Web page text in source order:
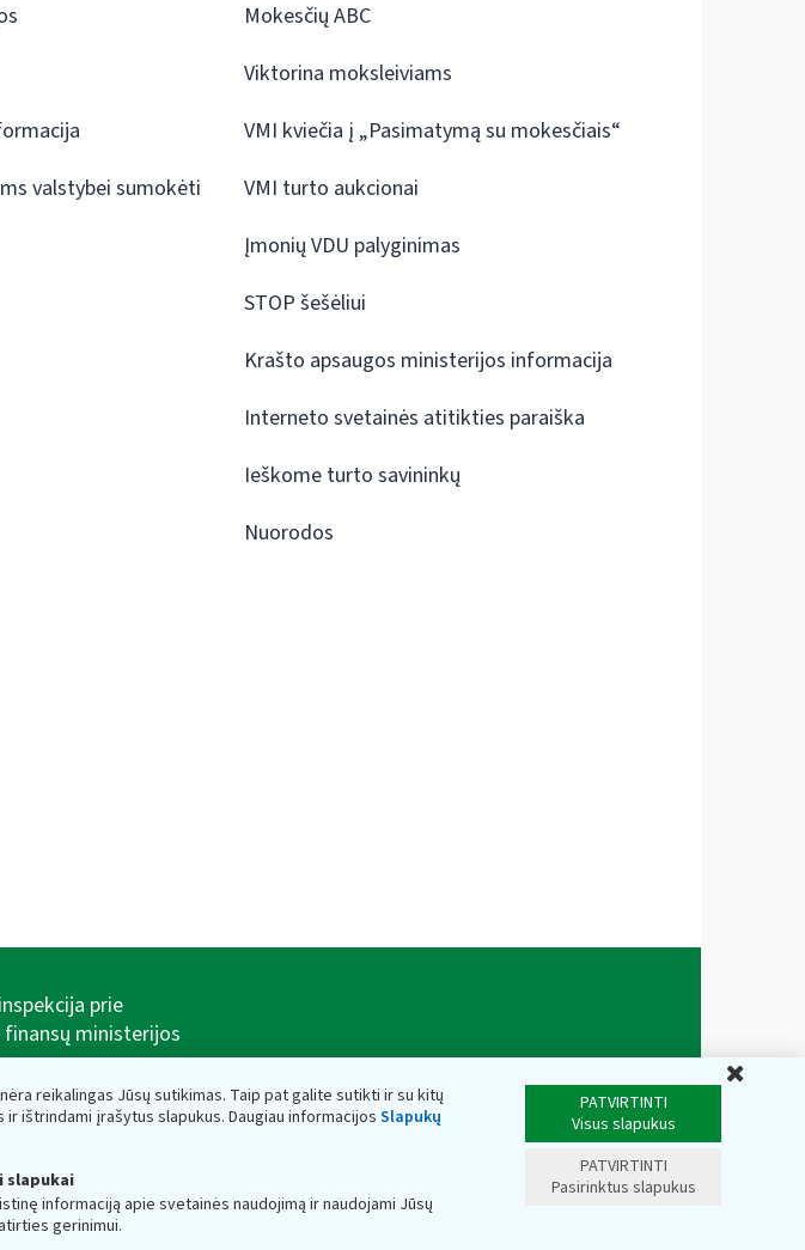
reikalingas Jūsų sutikimas. Taip pat galite sutikti ir su kitų
ištrindami įrašytus slapukus. Daugiau informacijos Slapukų
slapukai
informaciją apie svetainės naudojimą ir naudojami Jūsų
gerinimui.
PATVIRTINTI
Visus slapukus
PATVIRTINTI
Pasirinktus slapukus
valstybei sumokėti
Mokesčių ABC
Viktorina moksleiviams
VMI kviečia į „Pasimatymą su mokesčiais“
VMI turto aukcionai
Įmonių VDU palyginimas
STOP šešėliui
Krašto apsaugos ministerijos informacija
Interneto svetainės atitikties paraiška
Ieškome turto savininkų
Nuorodos
prie
ministerijos
01107 Vilnius, Lietuva,
dėžutės adresas
kaupiami ir